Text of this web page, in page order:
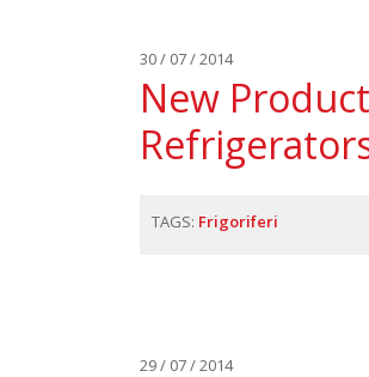
30 / 07 / 2014
New
TAGS: Frigoriferi
29 / 07 / 2014